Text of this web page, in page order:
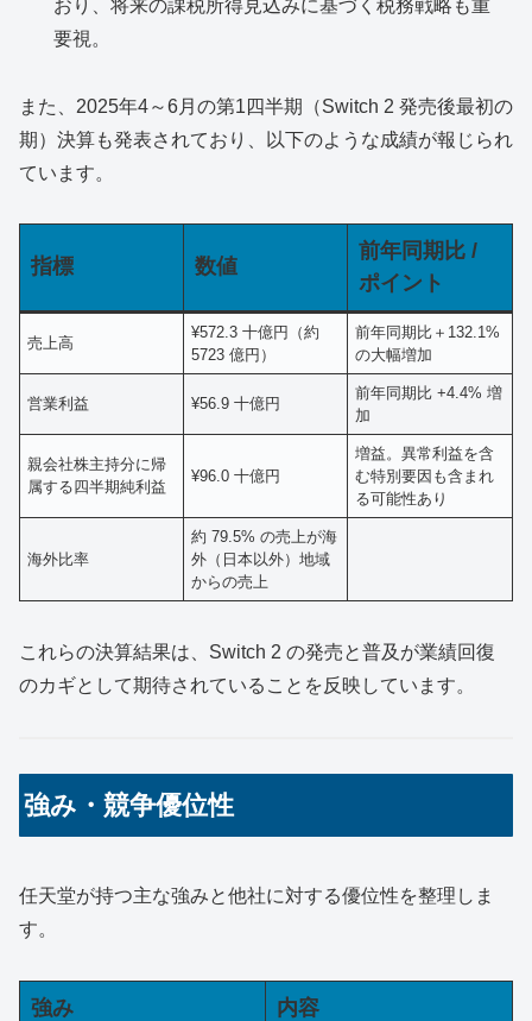
おり、将来の課税所得見込みに基づく税務戦略も重
要視。
また、2025年4～6月の第1四半期（Switch 2 発売後最初の
期）決算も発表されており、以下のような成績が報じられ
ています。
指標 数値
前年同期比 /
ポイント
売上高
¥572.3 十億円（約
5723 億円）
前年同期比＋132.1%
の大幅増加
営業利益 ¥56.9 十億円
前年同期比 +4.4% 増
加
親会社株主持分に帰
属する四半期純利益
¥96.0 十億円
増益。異常利益を含
む特別要因も含まれ
る可能性あり
海外比率
約 79.5% の売上が海
外（日本以外）地域
からの売上
これらの決算結果は、Switch 2 の発売と普及が業績回復
のカギとして期待されていることを反映しています。
強み・競争優位性
任天堂が持つ主な強みと他社に対する優位性を整理しま
す。
強み 内容